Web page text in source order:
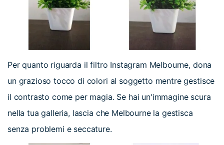
Per quanto riguarda il filtro Instagram Melbourne, dona
un grazioso tocco di colori al soggetto mentre gestisce
il contrasto come per magia. Se hai un'immagine scura
nella tua galleria, lascia che Melbourne la gestisca
senza problemi e seccature.